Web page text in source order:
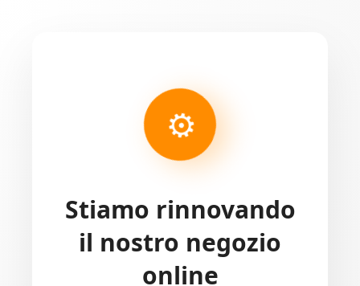
⚙
Stiamo rinnovando
il nostro negozio
online